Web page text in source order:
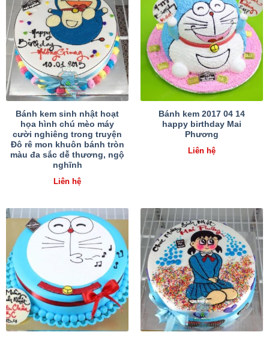
Bánh kem sinh nhật hoạt
họa hình chú mèo máy
cười nghiêng trong truyện
Đô rê mon khuôn bánh tròn
màu đa sắc dễ thương, ngộ
nghĩnh
Liên hệ
Bánh kem 2017 04 14
happy birthday Mai
Phương
Liên hệ